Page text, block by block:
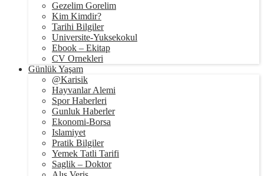
Gezelim Gorelim
Kim Kimdir?
Tarihi Bilgiler
Universite-Yuksekokul
Ebook – Ekitap
CV Ornekleri
Günlük Yaşam
@Karisik
Hayvanlar Alemi
Spor Haberleri
Gunluk Haberler
Ekonomi-Borsa
Islamiyet
Pratik Bilgiler
Yemek Tatli Tarifi
Saglik – Doktor